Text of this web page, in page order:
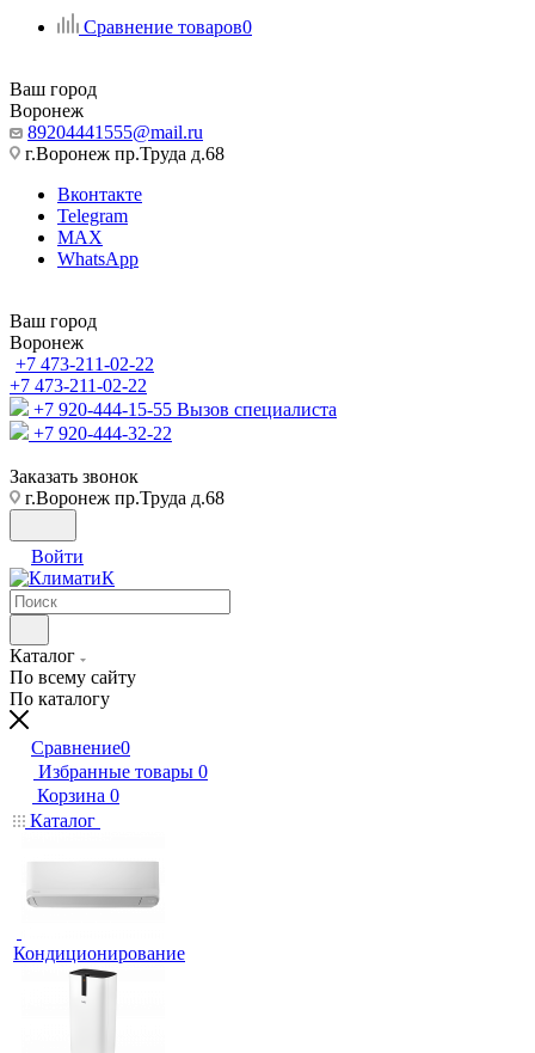
Сравнение товаров0
Ваш город
Воронеж
89204441555@mail.ru
г.Воронеж пр.Труда д.68
Вконтакте
Telegram
MAX
WhatsApp
Ваш город
Воронеж
+7 473-211-02-22
+7 473-211-02-22
+7 920-444-15-55 Вызов специалиста
+7 920-444-32-22
Заказать звонок
г.Воронеж пр.Труда д.68
Войти
Каталог
По всему сайту
По каталогу
Сравнение0
Избранные товары 0
Корзина 0
Каталог
Кондиционирование